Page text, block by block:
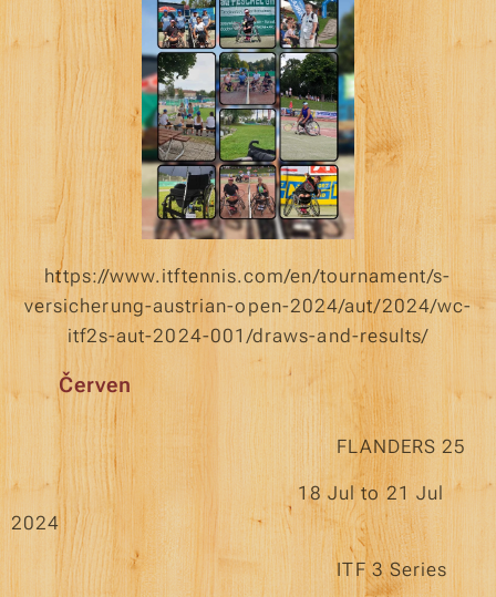
https://www.itftennis.com/en/tournament/s-
versicherung-austrian-open-2024/aut/2024/wc-
itf2s-aut-2024-001/draws-and-results/
Červen
FLANDERS 25
18 Jul to 21 Jul
2024
ITF 3 Series